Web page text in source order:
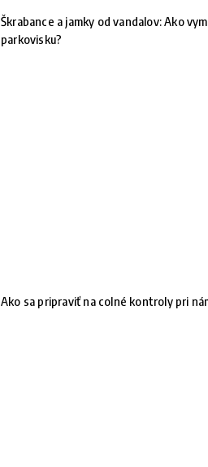
Škrabance a jamky od vandalov: Ako
parkovisku?
Ako sa pripraviť na colné kontroly pri